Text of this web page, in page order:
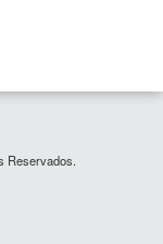
Reservados.